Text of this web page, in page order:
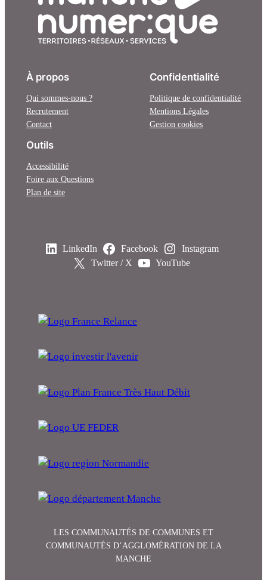
À propos
Qui sommes-nous ?
Recrutement
Contact
Confidentialité
Politique de confidentialité
Mentions Légales
Gestion cookies
Outils
Accessibilité
Foire aux Questions
Plan de site
LinkedIn Facebook
Instagram
Twitter / X
YouTube
LES COMMUNAUTÉS DE COMMUNES ET
COMMUNAUTÉS D’AGGLOMÉRATION DE LA
MANCHE